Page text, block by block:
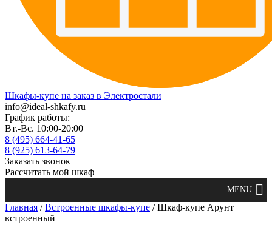
Шкафы-купе на заказ в Электростали
info@ideal-shkafy.ru
График работы:
Вт.-Вс. 10:00-20:00
8 (495) 664-41-65
8 (925) 613-64-79
Заказать звонок
Рассчитать мой шкаф
Главная /Встроенные шкафы-купе / Шкаф-купе Арунт
встроенный